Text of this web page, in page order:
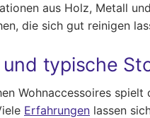
aus Holz, Metall
die sich gut reinigen
typische
Wohnaccessoires
Erfahrungen lassen